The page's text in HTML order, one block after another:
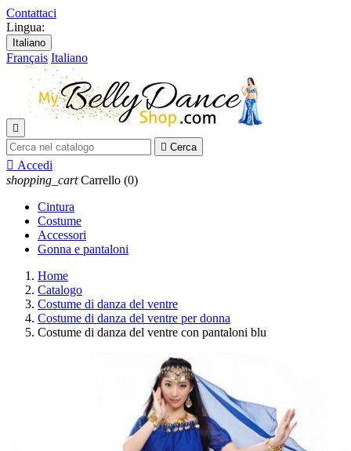
Contattaci
Lingua:
Italiano
Français Italiano

 Cerca
 Accedi
shopping_cart Carrello (0)
Cintura
Costume
Accessori
Gonna e pantaloni
Home
Catalogo
Costume di danza del ventre
Costume di danza del ventre per donna
Costume di danza del ventre con pantaloni blu